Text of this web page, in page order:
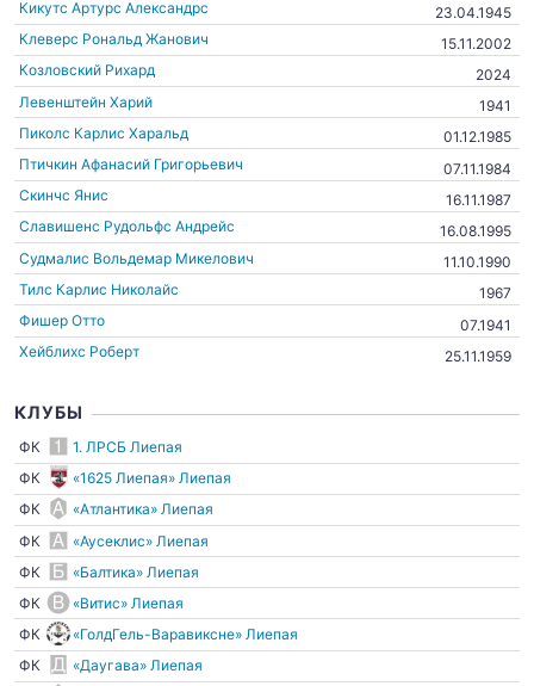
Кикутс Артурс Александрс
23.04.1945
Клеверс Рональд Жанович
15.11.2002
Козловский Рихард
2024
Левенштейн Харий
1941
Пиколс Карлис Харальд
01.12.1985
Птичкин Афанасий Григорьевич
07.11.1984
Скинчс Янис
16.11.1987
Славишенс Рудольфс Андрейс
16.08.1995
Судмалис Вольдемар Микелович
11.10.1990
Тилс Карлис Николайс
1967
Фишер Отто
07.1941
Хейблихс Роберт
25.11.1959
КЛУБЫ
ФК
1. ЛРСБ Лиепая
ФК
«1625 Лиепая» Лиепая
ФК
«Атлантика» Лиепая
ФК
«Аусеклис» Лиепая
ФК
«Балтика» Лиепая
ФК
«Витис» Лиепая
ФК
«ГолдГель-Варавиксне» Лиепая
ФК
«Даугава» Лиепая